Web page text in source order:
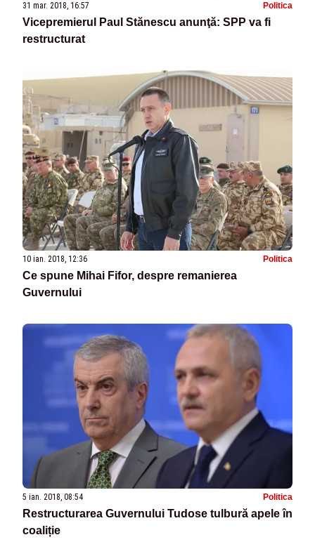
31 mar. 2018, 16:57 Politica
Vicepremierul Paul Stănescu anunţă: SPP va fi
restructurat
10 ian. 2018, 12:36 Politica
Ce spune Mihai Fifor, despre remanierea
Guvernului
5 ian. 2018, 08:54 Politica
Restructurarea Guvernului Tudose tulbură apele în
coaliție